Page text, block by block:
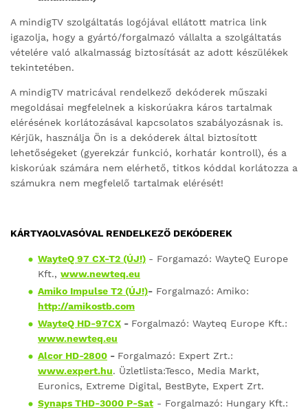
A mindigTV szolgáltatás logójával ellátott matrica link
igazolja, hogy a gyártó/forgalmazó vállalta a szolgáltatás
vételére való alkalmasság biztosítását az adott készülékek
tekintetében.
A mindigTV matricával rendelkező dekóderek műszaki
megoldásai megfelelnek a kiskorúakra káros tartalmak
elérésének korlátozásával kapcsolatos szabályozásnak is.
Kérjük, használja Ön is a dekóderek által biztosított
lehetőségeket (gyerekzár funkció, korhatár kontroll), és a
kiskorúak számára nem elérhető, titkos kóddal korlátozza a
számukra nem megfelelő tartalmak elérését!
KÁRTYAOLVASÓVAL RENDELKEZŐ DEKÓDEREK
WayteQ 97 CX-T2 (ÚJ!) - Forgamazó: WayteQ Europe
Kft., www.newteq.eu
Amiko Impulse T2 (ÚJ!)- Forgalmazó: Amiko:
http://amikostb.com
WayteQ HD-97CX - Forgalmazó: Wayteq Europe Kft.:
www.newteq.eu
Alcor HD-2800 - Forgalmazó: Expert Zrt.:
www.expert.hu. Üzletlista:Tesco, Media Markt,
Euronics, Extreme Digital, BestByte, Expert Zrt.
Synaps THD-3000 P-Sat - Forgalmazó: Hungary Kft.: